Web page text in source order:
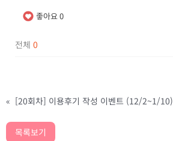
좋아요0
전체 0
« [20회차] 이용후기 작성 이벤트 (12/2~1/10)
목록보기